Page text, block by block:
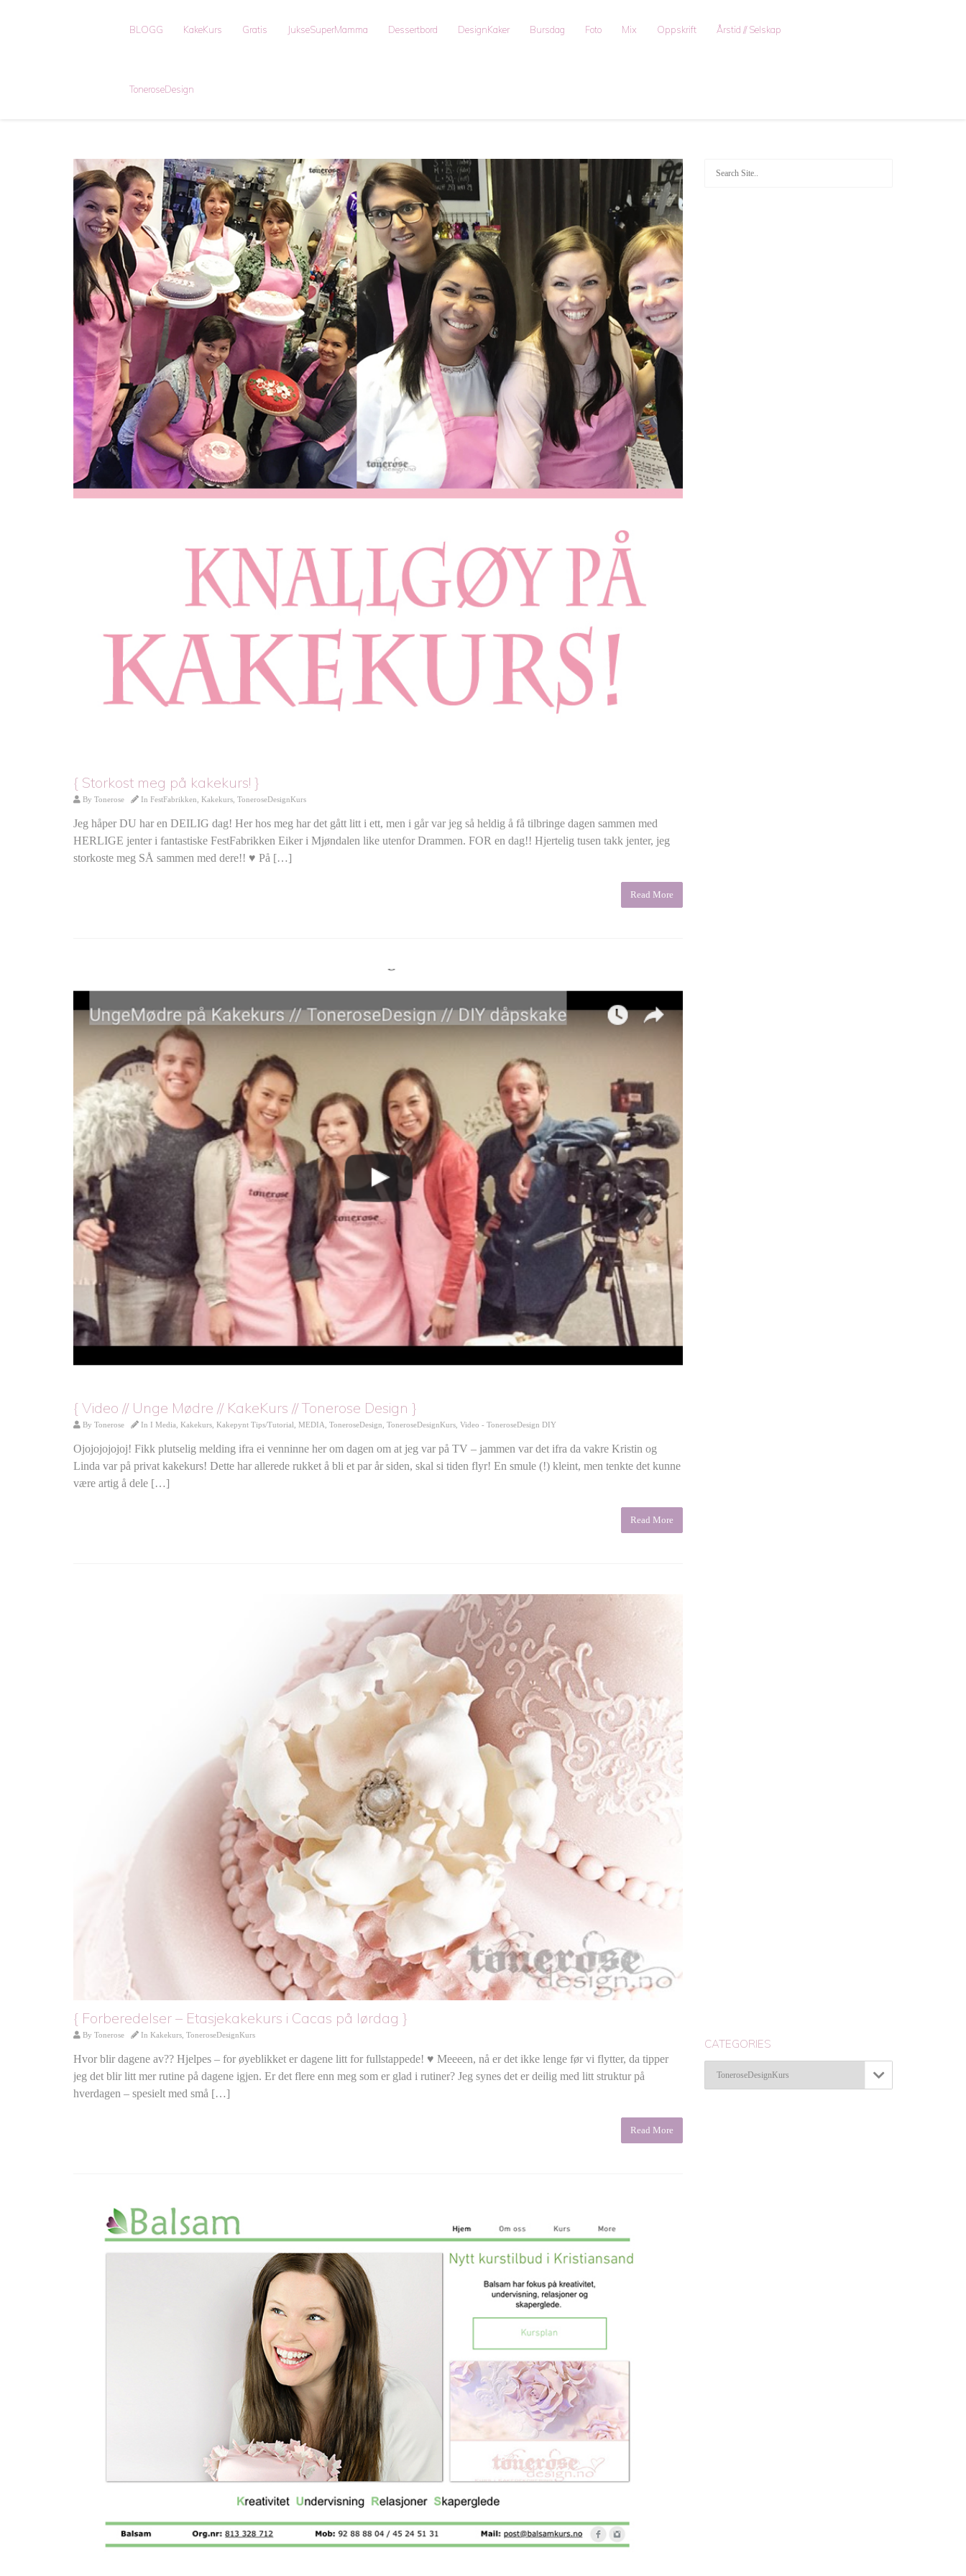
BLOGG KakeKurs Gratis JukseSuperMamma Dessertbord DesignKaker Bursdag Foto Mix Oppskrift Årstid // Selskap
ToneroseDesign
{ Storkost meg på kakekurs! }
By Tonerose In FestFabrikken Kakekurs ToneroseDesignKurs
Jeg håper DU har en DEILIG dag! Her hos meg har det gått litt i ett, men i går var jeg så heldig å få tilbringe dagen sammen med
HERLIGE jenter i fantastiske FestFabrikken Eiker i Mjøndalen like utenfor Drammen. FOR en dag!! Hjertelig tusen takk jenter, jeg
storkoste meg SÅ sammen med dere!! ♥ På […]
Read More
{ Video // Unge Mødre // KakeKurs // Tonerose Design }
By Tonerose In I Media Kakekurs Kakepynt Tips/Tutorial MEDIA ToneroseDesign ToneroseDesignKurs Video - ToneroseDesign DIY
Ojojojojojoj! Fikk plutselig melding ifra ei venninne her om dagen om at jeg var på TV – jammen var det ifra da vakre Kristin og
Linda var på privat kakekurs! Dette har allerede rukket å bli et par år siden, skal si tiden flyr! En smule (!) kleint, men tenkte det kunne
være artig å dele […]
Read More
{ Forberedelser – Etasjekakekurs i Cacas på lørdag }
By Tonerose In Kakekurs ToneroseDesignKurs
Hvor blir dagene av?? Hjelpes – for øyeblikket er dagene litt for fullstappede! ♥ Meeeen, nå er det ikke lenge før vi flytter, da tipper
jeg det blir litt mer rutine på dagene igjen. Er det flere enn meg som er glad i rutiner? Jeg synes det er deilig med litt struktur på
hverdagen – spesielt med små […]
Read More
CATEGORIES
